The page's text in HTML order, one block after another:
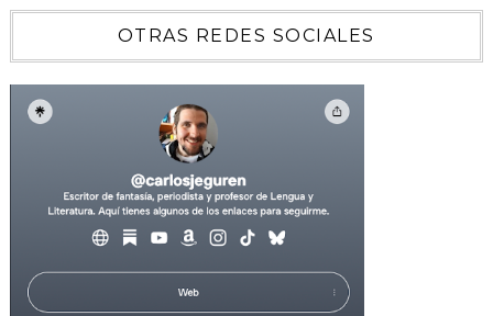
OTRAS REDES SOCIALES